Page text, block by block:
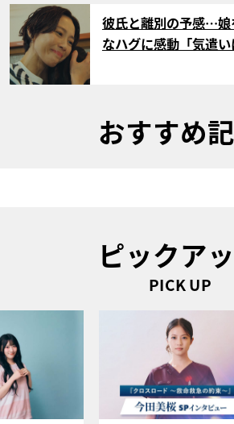
サムネイル
彼氏と離別の予感…娘
なハグに感動「気遣
おすすめ
ピックア
PICK UP